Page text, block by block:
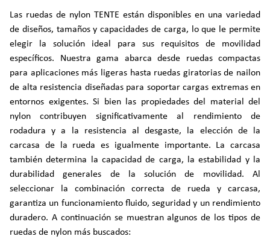
Las ruedas de nylon TENTE están disponibles en una variedad
de diseños, tamaños y capacidades de carga, lo que le permite
elegir la solución ideal para sus requisitos de movilidad
específicos. Nuestra gama abarca desde ruedas compactas
para aplicaciones más ligeras hasta ruedas giratorias de nailon
de alta resistencia diseñadas para soportar cargas extremas en
entornos exigentes. Si bien las propiedades del material del
nylon contribuyen significativamente al rendimiento de
rodadura y a la resistencia al desgaste, la elección de la
carcasa de la rueda es igualmente importante. La carcasa
también determina la capacidad de carga, la estabilidad y la
durabilidad generales de la solución de movilidad. Al
seleccionar la combinación correcta de rueda y carcasa,
garantiza un funcionamiento fluido, seguridad y un rendimiento
duradero. A continuación se muestran algunos de los tipos de
ruedas de nylon más buscados: